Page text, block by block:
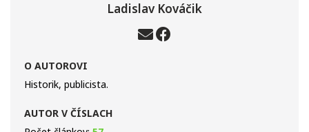
Ladislav Kováčik
O AUTOROVI
Historik, publicista.
AUTOR V ČÍSLACH